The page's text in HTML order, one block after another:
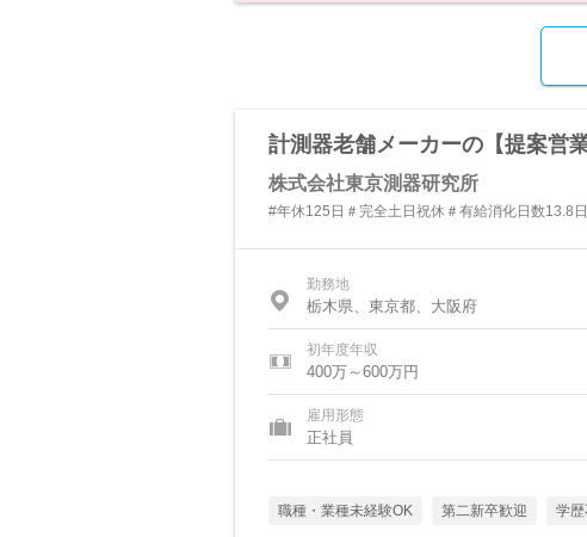
計測器老舗メーカーの【提案営
株式会社東京測器研究所
#年休125日＃完全土日祝休＃有給消化日数13.8
勤務地
栃木県、東京都、大阪府
初年度年収
400万～600万円
雇用形態
正社員
職種・業種未経験OK 第二新卒歓迎 学歴